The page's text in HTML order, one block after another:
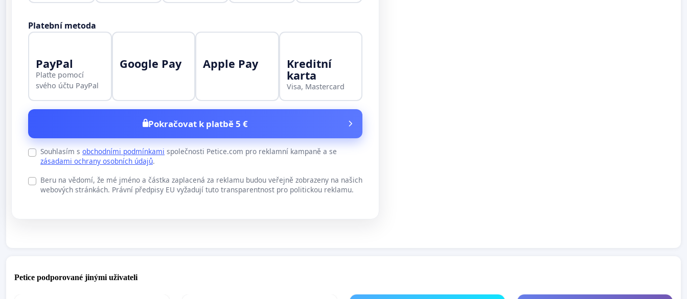
Platební metoda
PayPal
Plaťte pomocí
svého účtu PayPal
Google Pay Apple Pay Kreditní
karta
Visa, Mastercard
Pokračovat k platbě 5 €
Souhlasím s obchodními podmínkami společnosti Petice.com pro reklamní kampaně a se
zásadami ochrany osobních údajů.
Beru na vědomí, že mé jméno a částka zaplacená za reklamu budou veřejně zobrazeny na našich
webových stránkách. Právní předpisy EU vyžadují tuto transparentnost pro politickou reklamu.
Petice podporované jinými uživateli